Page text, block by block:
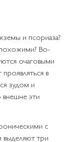
и псориаза?
Во-
очаговыми
в
зудом и
эти
с
выделяют три